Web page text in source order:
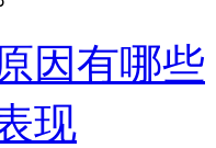
因有哪些
现